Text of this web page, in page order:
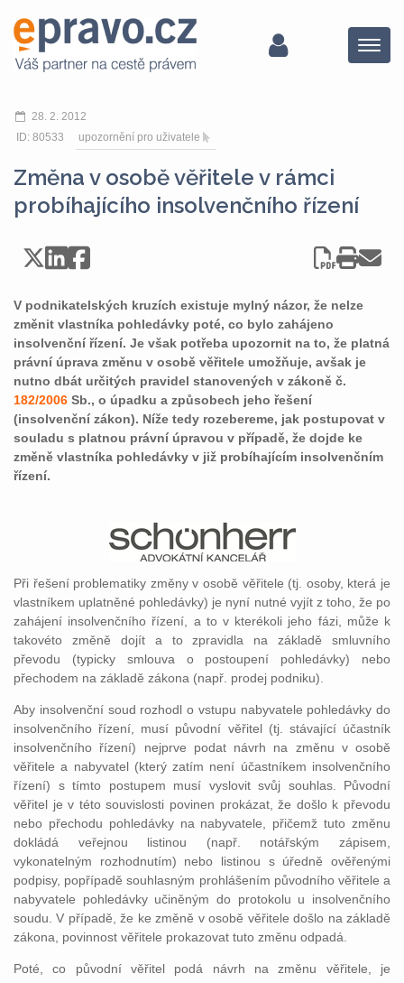
Menu
28. 2. 2012
ID: 80533
upozornění pro uživatele
Změna v osobě věřitele v rámci
probíhajícího insolvenčního řízení
V podnikatelských kruzích existuje mylný názor, že nelze
změnit vlastníka pohledávky poté, co bylo zahájeno
insolvenční řízení. Je však potřeba upozornit na to, že platná
právní úprava změnu v osobě věřitele umožňuje, avšak je
nutno dbát určitých pravidel stanovených v zákoně č.
182/2006 Sb., o úpadku a způsobech jeho řešení
(insolvenční zákon). Níže tedy rozebereme, jak postupovat v
souladu s platnou právní úpravou v případě, že dojde ke
změně vlastníka pohledávky v již probíhajícím insolvenčním
řízení.
Při řešení problematiky změny v osobě věřitele (tj. osoby, která je
vlastníkem uplatněné pohledávky) je nyní nutné vyjít z toho, že po
zahájení insolvenčního řízení, a to v kterékoli jeho fázi, může k
takovéto změně dojít a to zpravidla na základě smluvního
převodu (typicky smlouva o postoupení pohledávky) nebo
přechodem na základě zákona (např. prodej podniku).
Aby insolvenční soud rozhodl o vstupu nabyvatele pohledávky do
insolvenčního řízení, musí původní věřitel (tj. stávající účastník
insolvenčního řízení) nejprve podat návrh na změnu v osobě
věřitele a nabyvatel (který zatím není účastníkem insolvenčního
řízení) s tímto postupem musí vyslovit svůj souhlas. Původní
věřitel je v této souvislosti povinen prokázat, že došlo k převodu
nebo přechodu pohledávky na nabyvatele, přičemž tuto změnu
dokládá veřejnou listinou (např. notářským zápisem,
vykonatelným rozhodnutím) nebo listinou s úředně ověřenými
podpisy, popřípadě souhlasným prohlášením původního věřitele a
nabyvatele pohledávky učiněným do protokolu u insolvenčního
soudu. V případě, že ke změně v osobě věřitele došlo na základě
zákona, povinnost věřitele prokazovat tuto změnu odpadá.
Poté, co původní věřitel podá návrh na změnu věřitele, je